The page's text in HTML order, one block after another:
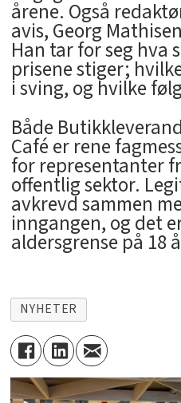
årene. Også
avis, Georg
Han tar for seg hva
prisene stiger;
i sving, og hvilke
Både
Café er rene
for representanter
offentlig sektor.
avkrevd sammen
inngangen, og det
aldersgrense på 18
NYHETER